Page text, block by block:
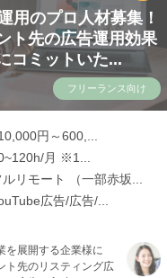
用のプロ人材募集！
ト先の広告運用効果
コミットいた...
フリーランス向け
円～600,...
月 ※1...
ルリモート （一部赤坂...
広告/広告/...
を展開する企業様に
ト先のリスティング広